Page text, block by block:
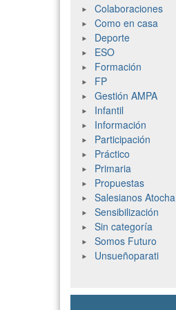
Colaboraciones
Como en casa
Deporte
ESO
Formación
FP
Gestión AMPA
Infantil
Información
Participación
Práctico
Primaria
Propuestas
Salesianos Atocha
Sensibilización
Sin categoría
Somos Futuro
Unsueñoparati